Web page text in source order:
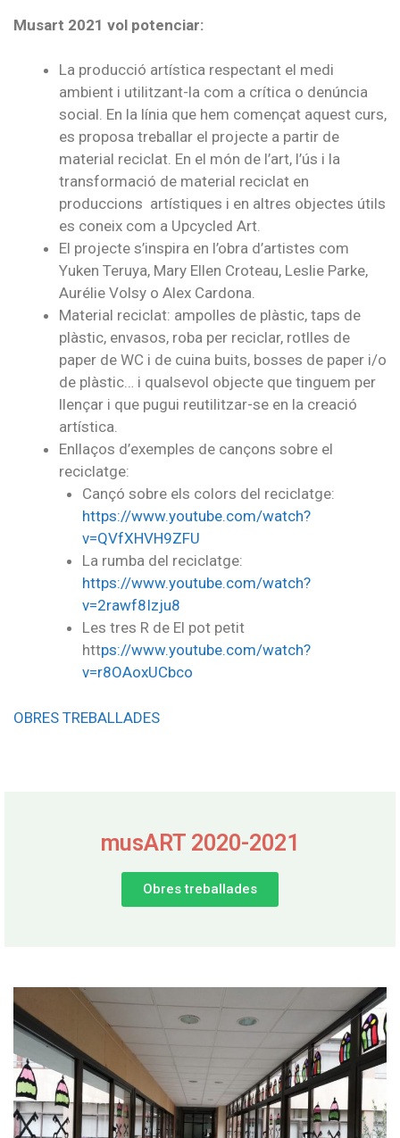
Musart 2021 vol potenciar:
La producció artística respectant el medi
ambient i utilitzant-la com a crítica o denúncia
social. En la línia que hem començat aquest curs,
es proposa treballar el projecte a partir de
material reciclat. En el món de l’art, l’ús i la
transformació de material reciclat en
produccions artístiques i en altres objectes útils
es coneix com a Upcycled Art.
El projecte s’inspira en l’obra d’artistes com
Yuken Teruya, Mary Ellen Croteau, Leslie Parke,
Aurélie Volsy o Alex Cardona.
Material reciclat: ampolles de plàstic, taps de
plàstic, envasos, roba per reciclar, rotlles de
paper de WC i de cuina buits, bosses de paper i/o
de plàstic… i qualsevol objecte que tinguem per
llençar i que pugui reutilitzar-se en la creació
artística.
Enllaços d’exemples de cançons sobre el
reciclatge:
Cançó sobre els colors del reciclatge:
https://www.youtube.com/watch?
v=QVfXHVH9ZFU
La rumba del reciclatge:
https://www.youtube.com/watch?
v=2rawf8Izju8
Les tres R de El pot petit
https://www.youtube.com/watch?
v=r8OAoxUCbco
OBRES TREBALLADES
musART 2020-2021
Obres treballades